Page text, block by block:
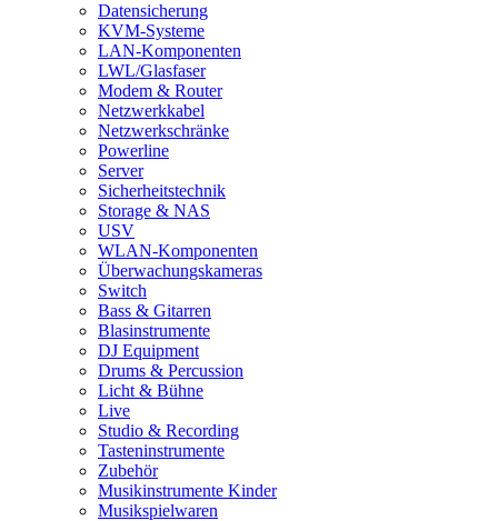
Datensicherung
KVM-Systeme
LAN-Komponenten
LWL/Glasfaser
Modem & Router
Netzwerkkabel
Netzwerkschränke
Powerline
Server
Sicherheitstechnik
Storage & NAS
USV
WLAN-Komponenten
Überwachungskameras
Switch
Bass & Gitarren
Blasinstrumente
DJ Equipment
Drums & Percussion
Licht & Bühne
Live
Studio & Recording
Tasteninstrumente
Zubehör
Musikinstrumente Kinder
Musikspielwaren